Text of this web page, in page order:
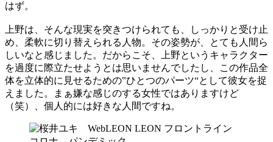
はず。
上野は、そんな現実を突きつけられても、しっかりと受け止
め、柔軟に切り替えられる人物。その姿勢が、とても人間ら
しいなと感じました。だからこそ、上野というキャラクター
を過度に際立たせようとは思いませんでしたし、この作品全
体を立体的に見せるための‟ひとつのパーツ“として彼女を捉
えました。まぁ嫌な感じのする女性ではありますけど
（笑）、個人的には好きな人間ですね。